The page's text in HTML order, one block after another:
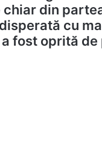
chiar din
cu
fost oprită